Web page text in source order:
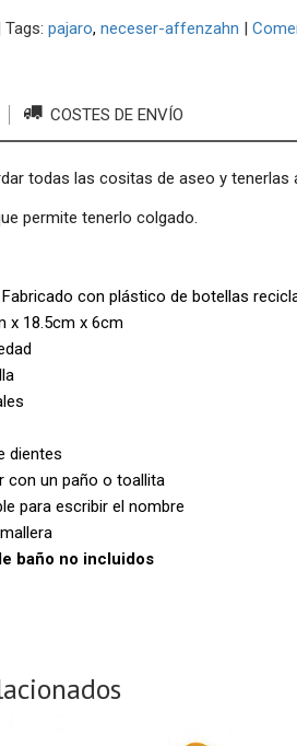
Tags: pajaro neceser-affenzahn |
COSTES DE ENVÍO
todas las cositas de aseo y tenerlas
permite tenerlo colgado.
con plástico de botellas
x 18.5cm x 6cm
dientes
con un paño o toallita
para escribir el nombre
baño no incluidos